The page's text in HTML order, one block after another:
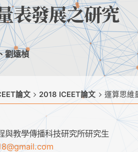
表發展之研究
劉遠楨
論文 2018 ICEET論文 運算思維
與教學傳播科技研究所研究生